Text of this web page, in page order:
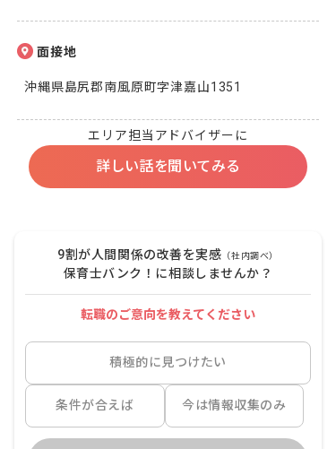
面接地
沖縄県島尻郡南風原町字津嘉山1351
エリア担当アドバイザーに
詳しい話を聞いてみる
9割が人間関係の改善を実感 （社内調べ）
保育士バンク！に相談しませんか？
転職のご意向を教えてください
積極的に見つけたい
条件が合えば 今は情報収集のみ